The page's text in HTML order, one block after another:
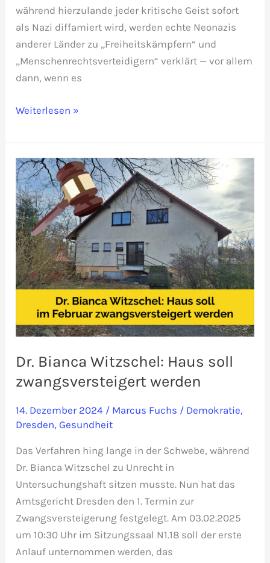
während hierzulande jeder kritische Geist sofort
als Nazi diffamiert wird, werden echte Neonazis
anderer Länder zu „Freiheitskämpfern“ und
„Menschenrechtsverteidigern“ verklärt — vor allem
dann, wenn es
Unwürdig:
Dresden
und
Kretschmer
huldigen
dem
Neonazi
Alexei
Nawalny
Weiterlesen »
Dr. Bianca Witzschel: Haus soll
zwangsversteigert werden
14. Dezember 2024 / Marcus Fuchs / Demokratie,
Dresden,Gesundheit
Das Verfahren hing lange in der Schwebe, während
Dr. Bianca Witzschel zu Unrecht in
Untersuchungshaft sitzen musste. Nun hat das
Amtsgericht Dresden den 1. Termin zur
Zwangsversteigerung festgelegt. Am 03.02.2025
um 10:30 Uhr im Sitzungssaal N1.18 soll der erste
Anlauf unternommen werden, das